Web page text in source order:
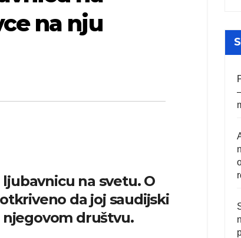
na nju
na svetu. O
da joj saudijski
društvu.